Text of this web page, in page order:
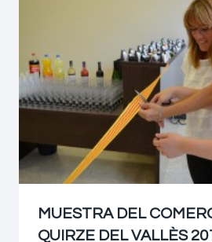
MUESTRA DEL
QUIRZE DEL VALLÈS